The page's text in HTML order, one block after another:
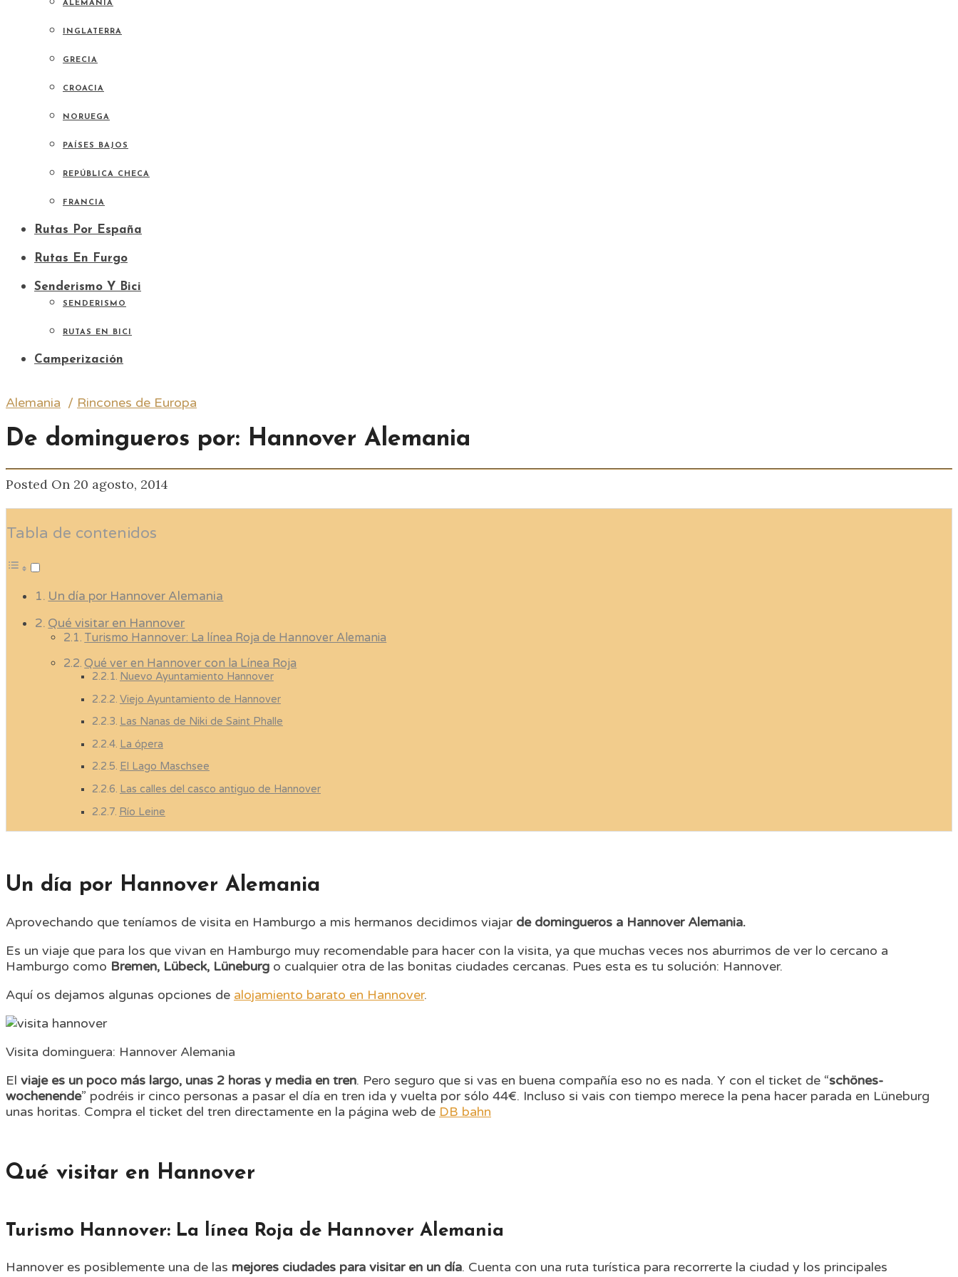
ALEMANIA
INGLATERRA
GRECIA
CROACIA
NORUEGA
PAÍSES BAJOS
REPÚBLICA CHECA
FRANCIA
Rutas Por España
Rutas En Furgo
Senderismo Y Bici
SENDERISMO
RUTAS EN BICI
Camperización
Alemania / Rincones de Europa
De domingueros por: Hannover Alemania
Posted On 20 agosto, 2014
Tabla de contenidos
Un día por Hannover Alemania
Qué visitar en Hannover
Turismo Hannover: La línea Roja de Hannover Alemania
Qué ver en Hannover con la Línea Roja
Nuevo Ayuntamiento Hannover
Viejo Ayuntamiento de Hannover
Las Nanas de Niki de Saint Phalle
La ópera
El Lago Maschsee
Las calles del casco antiguo de Hannover
Río Leine
Un día por Hannover Alemania
Aprovechando que teníamos de visita en Hamburgo a mis hermanos decidimos viajarde domingueros a Hannover Alemania.
Es un viaje que para los que vivan en Hamburgo muy recomendable para hacer con la visita, ya que muchas veces nos aburrimos de ver lo cercano a
Hamburgo como Bremen, Lübeck, Lüneburg o cualquier otra de las bonitas ciudades cercanas. Pues esta es tu solución: Hannover.
Aquí os dejamos algunas opciones de alojamiento barato en Hannover.
Visita dominguera: Hannover Alemania
El viaje es un poco más largo, unas 2 horas y media en tren. Pero seguro que si vas en buena compañía eso no es nada. Y con el ticket de “schönes-
wochenende” podréis ir cinco personas a pasar el día en tren ida y vuelta por sólo 44€. Incluso si vais con tiempo merece la pena hacer parada en Lüneburg
unas horitas. Compra el ticket del tren directamente en la página web de DB bahn
Qué visitar en Hannover
Turismo Hannover: La línea Roja de Hannover Alemania
Hannover es posiblemente una de las mejores ciudades para visitar en un día. Cuenta con una ruta turística para recorrerte la ciudad y los principales